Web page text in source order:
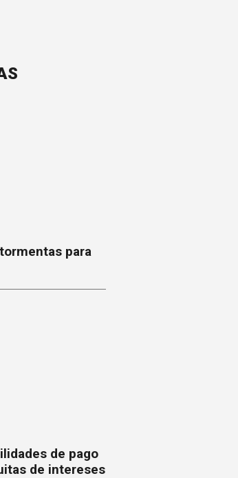
para
de pago
de intereses